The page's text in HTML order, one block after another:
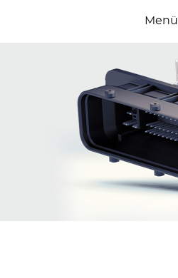
Menü